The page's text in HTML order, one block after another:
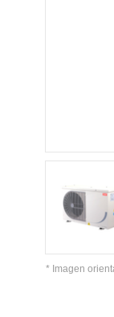
* Imagen